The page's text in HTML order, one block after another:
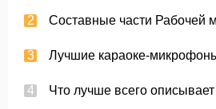
Составные части Рабочей
Что лучше всего